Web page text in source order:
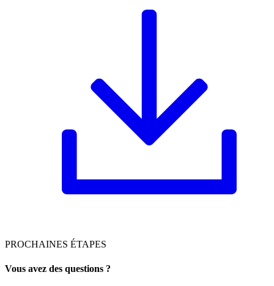
PROCHAINES ÉTAPES
Vous avez des questions ?